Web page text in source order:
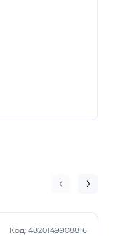
Код: 4820149908816